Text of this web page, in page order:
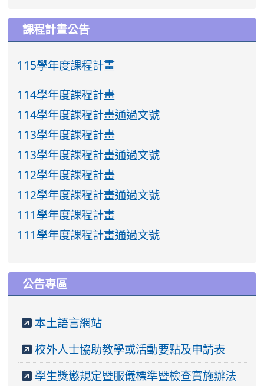
課程計畫公告
115學年度課程計畫
114學年度課程計畫
114學年度課程計畫通過文號
113學年度課程計畫
113學年度課程計畫通過文號
112學年度課程計畫
112學年度課程計畫通過文號
111學年度課程計畫
111學年度課程計畫通過文號
公告專區
本土語言網站
校外人士協助教學或活動要點及申請表
學生獎懲規定暨服儀標準暨檢查實施辦法